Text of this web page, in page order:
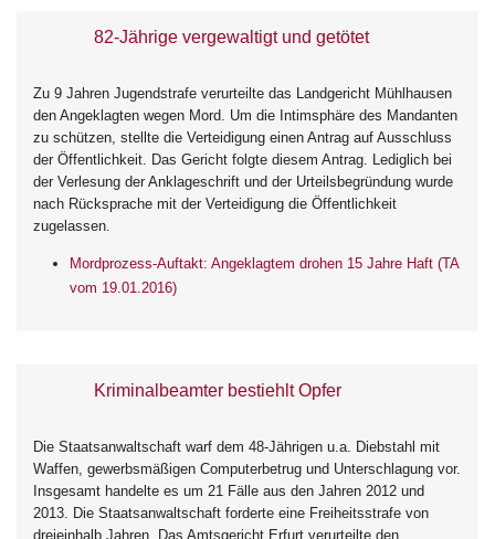
82-Jährige vergewaltigt und getötet
Zu 9 Jahren Jugendstrafe verurteilte das Landgericht Mühlhausen
den Angeklagten wegen Mord. Um die Intimsphäre des Mandanten
zu schützen, stellte die Verteidigung einen Antrag auf Ausschluss
der Öffentlichkeit. Das Gericht folgte diesem Antrag. Lediglich bei
der Verlesung der Anklageschrift und der Urteilsbegründung wurde
nach Rücksprache mit der Verteidigung die Öffentlichkeit
zugelassen.
Mordprozess-Auftakt: Angeklagtem drohen 15 Jahre Haft (TA
vom 19.01.2016)
Kriminalbeamter bestiehlt Opfer
Die Staatsanwaltschaft warf dem 48-Jährigen u.a. Diebstahl mit
Waffen, gewerbsmäßigen Computerbetrug und Unterschlagung vor.
Insgesamt handelte es um 21 Fälle aus den Jahren 2012 und
2013. Die Staatsanwaltschaft forderte eine Freiheitsstrafe von
dreieinhalb Jahren. Das Amtsgericht Erfurt verurteilte den